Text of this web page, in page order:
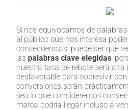
Si nos equivocamos de
al público que nos interesa
consecuencias: puede ser que
las palabras clave elegidas,
nuestra tasa de rebote será alta
desfavorable para sobrevivir
conversiones serán
sea lo que consideremos
marca podría llegar incluso a